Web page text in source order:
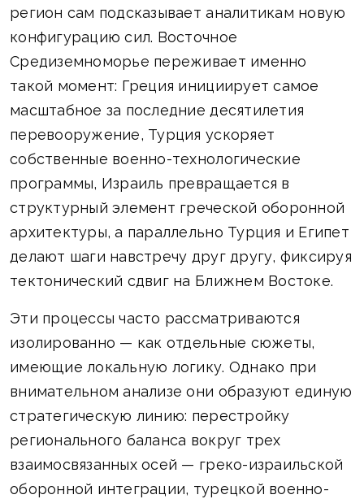
регион сам подсказывает аналитикам новую
конфигурацию сил. Восточное
Средиземноморье переживает именно
такой момент: Греция инициирует самое
масштабное за последние десятилетия
перевооружение, Турция ускоряет
собственные военно-технологические
программы, Израиль превращается в
структурный элемент греческой оборонной
архитектуры, а параллельно Турция и Египет
делают шаги навстречу друг другу, фиксируя
тектонический сдвиг на Ближнем Востоке.
Эти процессы часто рассматриваются
изолированно — как отдельные сюжеты,
имеющие локальную логику. Однако при
внимательном анализе они образуют единую
стратегическую линию: перестройку
регионального баланса вокруг трех
взаимосвязанных осей — греко-израильской
оборонной интеграции, турецкой военно-